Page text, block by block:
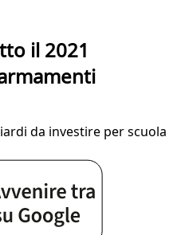
il 2021
da investire per scuola